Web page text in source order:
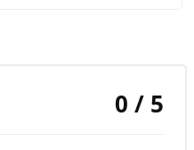
0 / 5